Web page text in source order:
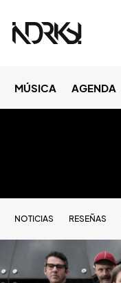
MÚSICA AGENDA
NOTICIAS RESEÑAS